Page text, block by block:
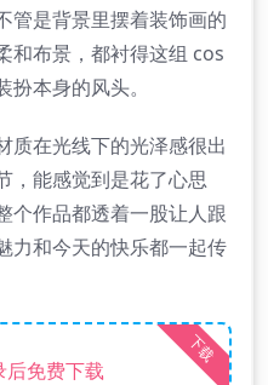
管是背景里摆着装饰画的
和布景，都衬得这组 cos
本身的风头。
质在光线下的光泽感很出
，能感觉到是花了心思
个作品都透着一股让人跟
力和今天的快乐都一起传
下载
后免费下载